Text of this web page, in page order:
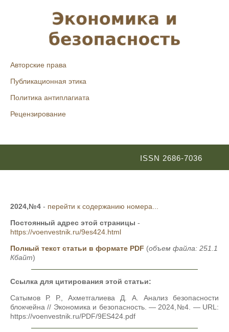
Авторские права
Публикационная этика
Политика антиплагиата
Рецензирование
ISSN 2686-7036
2024,№4 - перейти к содержанию номера...
Постоянный адрес этой страницы -
https://voenvestnik.ru/9es424.html
Полный текст статьи в формате PDF (объем файла: 251.1
Кбайт)
Ссылка для цитирования этой статьи:
Сатымов Р. Р., Ахметгалиева Д. А. Анализ безопасности
блокчейна // Экономика и безопасность. — 2024,№4. — URL:
https://voenvestnik.ru/PDF/9ES424.pdf